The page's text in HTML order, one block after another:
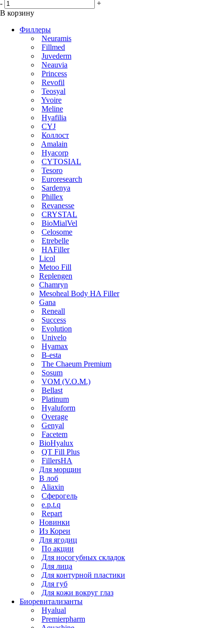
-
+
В корзину
Филлеры
Neuramis
Fillmed
Juvederm
Neauvia
Princess
Revofil
Teosyal
Yvoire
Meline
Hyafilia
CYJ
Коллост
Amalain
Hyacorp
CYTOSIAL
Tesoro
Euroresearch
Sardenya
Phillex
Revanesse
CRYSTAL
BioMialVel
Celosome
Etrebelle
HAFiller
Licol
Metoo Fill
Replengen
Chamryn
Mesoheal Body HA Filler
Gana
Reneall
Success
Evolution
Univelo
Hyamax
B-esta
The Chaeum Premium
Sosum
VOM (V.O.M.)
Bellast
Platinum
Hyaluform
Overage
Genyal
Facetem
BioHyalux
QT Fill Plus
FillersHA
Для морщин
В лоб
Aliaxin
Сферогель
e.p.t.q
Repart
Новинки
Из Кореи
Для ягодиц
По акции
Для носогубных складок
Для лица
Для контурной пластики
Для губ
Для кожи вокруг глаз
Биоревитализанты
Hyalual
Premierpharm